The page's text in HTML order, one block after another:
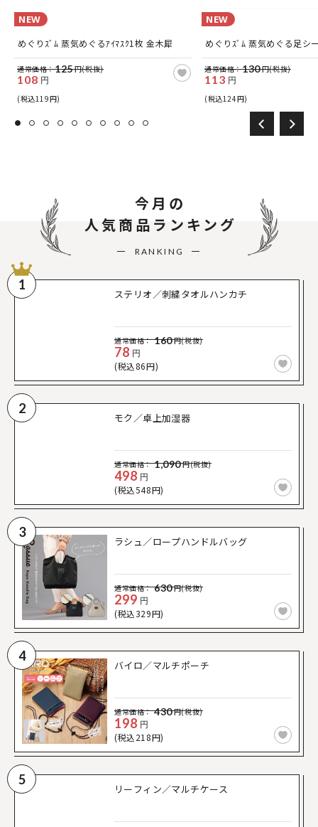
NEW
めぐりｽﾞﾑ 蒸気めぐるｱｲﾏｽｸ1枚 金木犀
通常価格：125円(税抜)
108 円
(税込119円)
NEW
めぐりｽﾞﾑ 蒸気めぐる足シ
通常価格：130円(税抜)
113 円
(税込124円)
今月の
人気商品ランキング
RANKING
1
ステリオ／刺繍タオルハンカチ
通常価格： 160円(税抜)
78 円
(税込86円)
2
モク／卓上加湿器
通常価格： 1,090円(税抜)
498 円
(税込548円)
3
ラシュ／ロープハンドルバッグ
通常価格： 630円(税抜)
299 円
(税込329円)
4
バイロ／マルチポーチ
通常価格： 430円(税抜)
198 円
(税込218円)
5
リーフィン／マルチケース